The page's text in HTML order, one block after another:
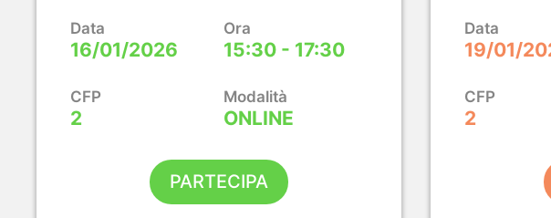
Data Ora
16/01/2026 15:30 - 17:30
CFP Modalità
2 ONLINE
PARTECIPA
Data
19/01/
CFP
2